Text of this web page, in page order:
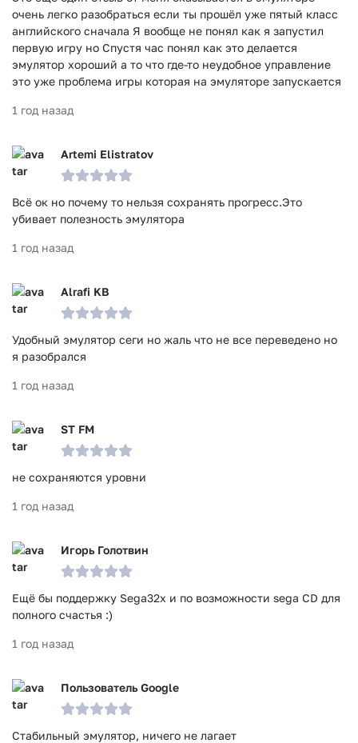
очень легко разобраться если ты прошёл уже пятый класс
английского сначала Я вообще не понял как я запустил
первую игру но Спустя час понял как это делается
эмулятор хороший а то что где-то неудобное управление
это уже проблема игры которая на эмуляторе запускается
1 год назад
Artemi Elistratov
Всё ок но почему то нельзя сохранять прогресс.Это
убивает полезность эмулятора
1 год назад
Alrafi KB
Удобный эмулятор сеги но жаль что не все переведено но
я разобрался
1 год назад
ST FM
не сохраняются уровни
1 год назад
Игорь Голотвин
Ещё бы поддержку Sega32x и по возможности sega CD для
полного счастья :)
1 год назад
Пользователь Google
Стабильный эмулятор, ничего не лагает